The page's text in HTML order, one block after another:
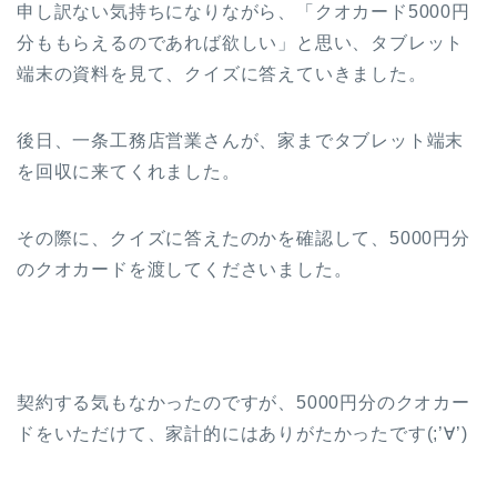
申し訳ない気持ちになりながら、「クオカード5000円
分ももらえるのであれば欲しい」と思い、タブレット
端末の資料を見て、クイズに答えていきました。
後日、一条工務店営業さんが、家までタブレット端末
を回収に来てくれました。
その際に、クイズに答えたのかを確認して、5000円分
のクオカードを渡してくださいました。
契約する気もなかったのですが、5000円分のクオカー
ドをいただけて、家計的にはありがたかったです(;’∀’)